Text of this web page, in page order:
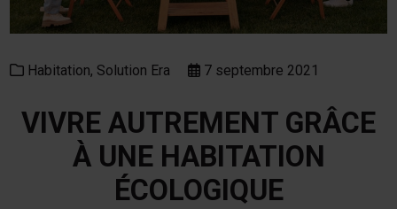
Habitation, Solution Era 7 septembre 2021
VIVRE AUTREMENT GRÂCE
À UNE HABITATION
ÉCOLOGIQUE